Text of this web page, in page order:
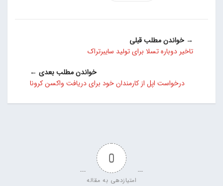
→ خواندن مطلب قبلی
تاخیر دوباره تسلا برای تولید سایبرتراک
خواندن مطلب بعدی ←
درخواست اپل از کارمندان خود برای دریافت واکسن کرونا
0
امتیازدهی به مقاله